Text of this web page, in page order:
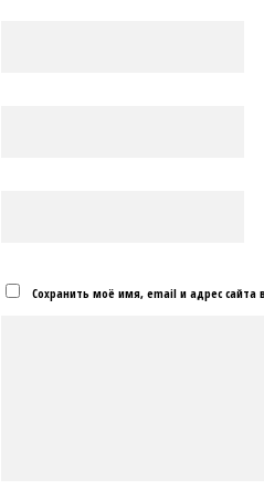
Сохранить моё имя, email и адрес